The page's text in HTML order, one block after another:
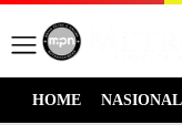
HOME NASIONAL